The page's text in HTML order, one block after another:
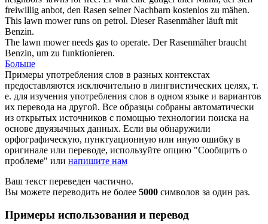
freiwillig anbot, den Rasen seiner Nachbarn kostenlos zu mähen.
This lawn mowerruns on petrol. DieserRasenmäherläuft mit
Benzin.
The lawn mowerneeds gas to operate. DerRasenmäherbraucht
Benzin, um zu funktionieren.
Больше
Примеры употребления слов в разных контекстах
предоставляются исключительно в лингвистических целях, т.
е. для изучения употребления слов в одном языке и вариантов
их перевода на другой. Все образцы собраны автоматически
из открытых источников с помощью технологии поиска на
основе двуязычных данных. Если вы обнаружили
орфографическую, пунктуационную или иную ошибку в
оригинале или переводе, используйте опцию "Сообщить о
проблеме" или напишите нам
Ваш текст переведен частично.
Вы можете переводить не более 5000 символов за один раз.
Примеры использования и перевод